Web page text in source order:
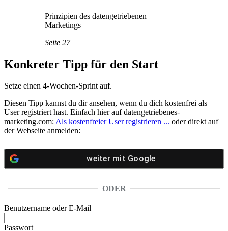
Prinzipien des datengetriebenen
Marketings
Seite 27
Konkreter Tipp für den Start
Setze einen 4‑Wochen-Sprint auf.
Diesen Tipp kannst du dir ansehen, wenn du dich kostenfrei als
User registriert hast. Einfach hier auf datengetriebenes-
marketing.com: Als kostenfreier User registrieren ... oder direkt auf
der Webseite anmelden:
weiter mit Google
ODER
Benutzername oder E-Mail
Passwort